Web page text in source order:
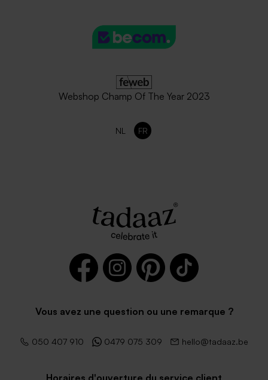
Webshop Champ Of The Year 2023
NL FR
Vous avez une question ou une remarque ?
050 407 910 0479 075 309 hello@tadaaz.be
Horaires d'ouverture du service client